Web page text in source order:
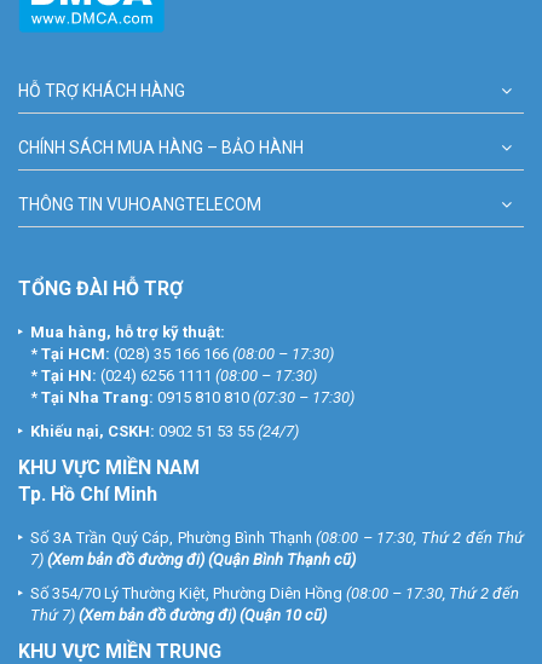
HỖ TRỢ KHÁCH HÀNG
CHÍNH SÁCH MUA HÀNG – BẢO HÀNH
THÔNG TIN VUHOANGTELECOM
TỔNG ĐÀI HỖ TRỢ
Mua hàng, hỗ trợ kỹ thuật:
* Tại HCM: (028) 35 166 166 (08:00 – 17:30)
* Tại HN: (024) 6256 1111 (08:00 – 17:30)
* Tại Nha Trang: 0915 810 810 (07:30 – 17:30)
Khiếu nại, CSKH: 0902 51 53 55 (24/7)
KHU VỰC MIỀN NAM
Tp. Hồ Chí Minh
Số 3A Trần Quý Cáp, Phường Bình Thạnh (08:00 – 17:30, Thứ 2 đến Thứ
7) (Xem bản đồ đường đi) (Quận Bình Thạnh cũ)
Số 354/70 Lý Thường Kiệt, Phường Diên Hồng (08:00 – 17:30, Thứ 2 đến
Thứ 7) (Xem bản đồ đường đi) (Quận 10 cũ)
KHU VỰC MIỀN TRUNG